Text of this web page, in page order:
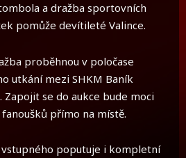
a dražba sportovních
pomůže devítileté Valince.
proběhnou v poločase
utkání mezi SHKM Baník
Zapojit se do aukce bude moci
přímo na místě.
poputuje i kompletní